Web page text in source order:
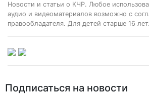
Новости и статьи о КЧР. Любое
аудио и видеоматериалов возможно с
правообладателя. Для детей старше 16 лет.
Подписаться на новости